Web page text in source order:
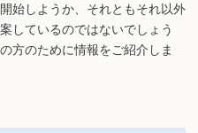
始しようか、それともそれ以外
しているのではないでしょう
方のために情報をご紹介しま